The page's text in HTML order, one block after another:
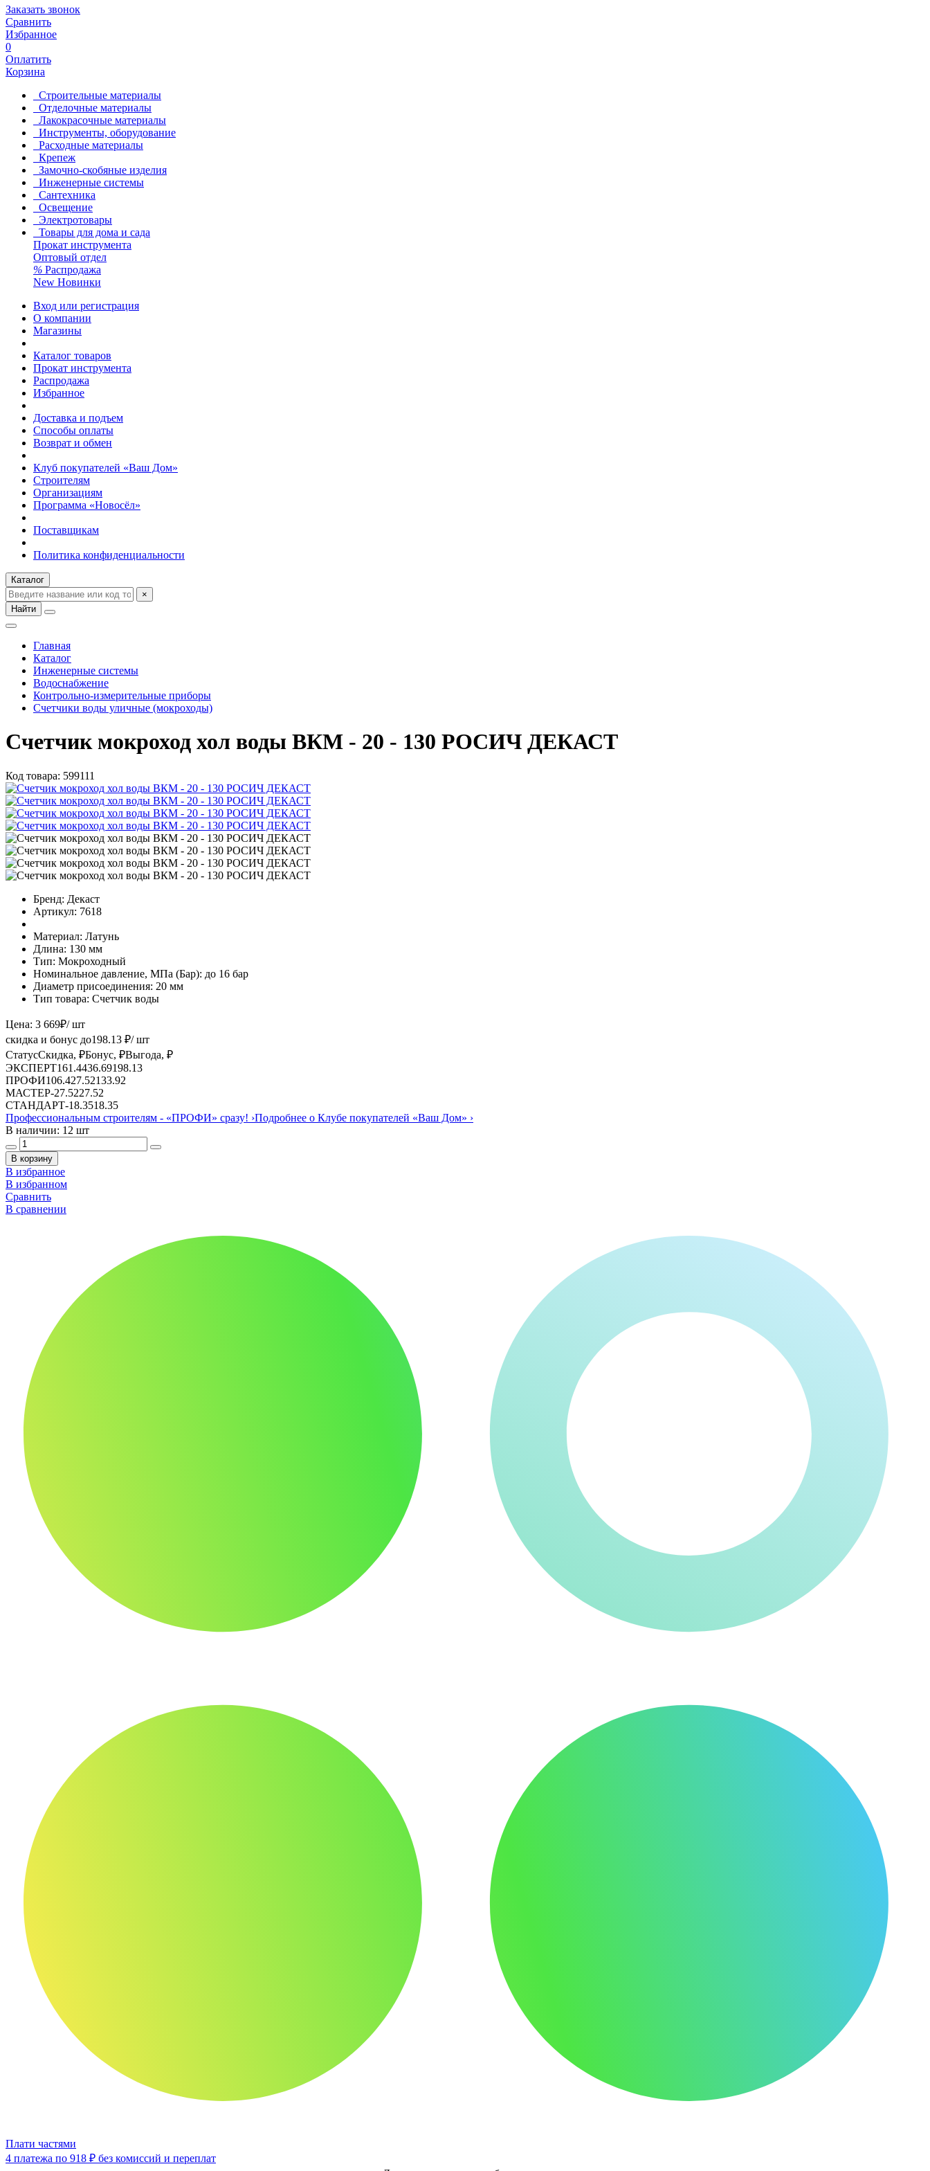
Заказать звонок
Сравнить
Избранное
0
Оплатить
Корзина
Строительные материалы
Отделочные материалы
Лакокрасочные материалы
Инструменты, оборудование
Расходные материалы
Крепеж
Замочно-скобяные изделия
Инженерные системы
Сантехника
Освещение
Электротовары
Товары для дома и сада
Прокат инструмента
Оптовый отдел
% Распродажа
New Новинки
Вход или регистрация
О компании
Магазины
Каталог товаров
Прокат инструмента
Распродажа
Избранное
Доставка и подъем
Способы оплаты
Возврат и обмен
Клуб покупателей «Ваш Дом»
Строителям
Организациям
Программа «Новосёл»
Поставщикам
Политика конфиденциальности
Каталог
×
Найти
Главная
Каталог
Инженерные системы
Водоснабжение
Контрольно-измерительные приборы
Счетчики воды уличные (мокроходы)
Счетчик мокроход хол воды ВКМ - 20 - 130 РОСИЧ ДЕКАСТ
Код товара: 599111
Бренд: Декаст
Артикул: 7618
Материал: Латунь
Длина: 130 мм
Тип: Мокроходный
Номинальное давление, МПа (Бар): до 16 бар
Диаметр присоединения: 20 мм
Тип товара: Счетчик воды
Цена: 3 669₽/ шт
скидка и бонус до198.13 ₽/ шт
СтатусСкидка, ₽Бонус, ₽Выгода, ₽
ЭКСПЕРТ161.4436.69198.13
ПРОФИ106.427.52133.92
МАСТЕР-27.5227.52
СТАНДАРТ-18.3518.35
Профессиональным строителям - «ПРОФИ» сразу! ›Подробнее о Клубе покупателей «Ваш Дом» ›
В наличии: 12 шт
В корзину
В избранное
В избранном
Сравнить
В сравнении
Плати частями
4 платежа по 918 ₽ без комиссий и переплат